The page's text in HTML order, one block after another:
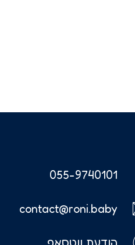
055-9740101
contact@roni.baby